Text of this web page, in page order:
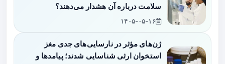
سلامت درباره آن هشدار می‌دهند؟
۱۴۰۵-۰۵-۱۶
ژن‌های مؤثر در نارسایی‌های جدی مغز
استخوان ارثی شناسایی شدند؛ پیامدها و